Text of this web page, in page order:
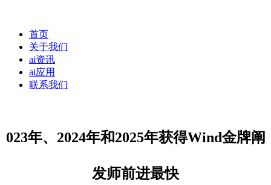
首页
关于我们
ai资讯
ai应用
联系我们
023年、2024年和2025年获得Wind金牌阐
发师前进最快